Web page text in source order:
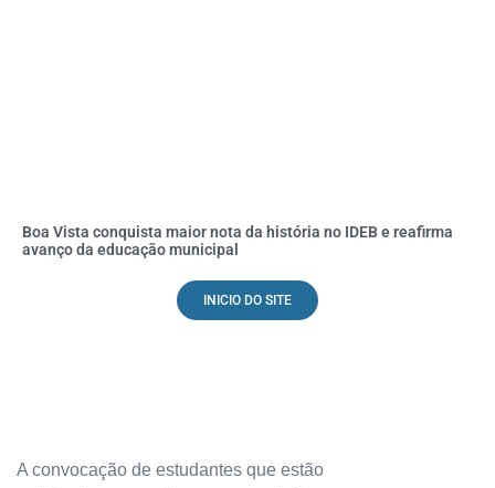
Boa Vista conquista maior nota da história no IDEB e reafirma
avanço da educação municipal
INICIO DO SITE
A convocação de estudantes que estão